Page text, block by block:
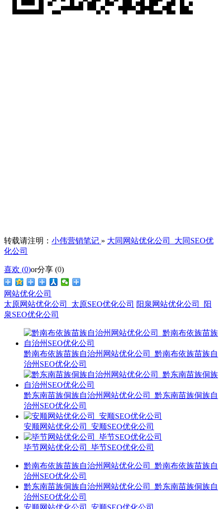
转载请注明： 小伟营销笔记 » 大同网站优化公司_大同SEO优
化公司
喜欢 (0)or分享 (0)
网站优化公司
太原网站优化公司_太原SEO优化公司 阳泉网站优化公司_阳
泉SEO优化公司
黔南布依族苗族自治州网站优化公司_黔南布依族苗族自
治州SEO优化公司
黔东南苗族侗族自治州网站优化公司_黔东南苗族侗族自
治州SEO优化公司
安顺网站优化公司_安顺SEO优化公司
毕节网站优化公司_毕节SEO优化公司
黔南布依族苗族自治州网站优化公司_黔南布依族苗族自
治州SEO优化公司
黔东南苗族侗族自治州网站优化公司_黔东南苗族侗族自
治州SEO优化公司